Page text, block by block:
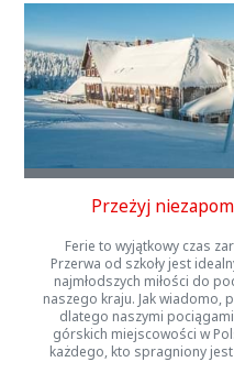
Przeżyj
Ferie to wyjątkowy czas
Przerwa od szkoły jest
najmłodszych miłości do
naszego kraju. Jak wiadomo,
dlatego naszymi
górskich miejscowości w
każdego, kto spragniony